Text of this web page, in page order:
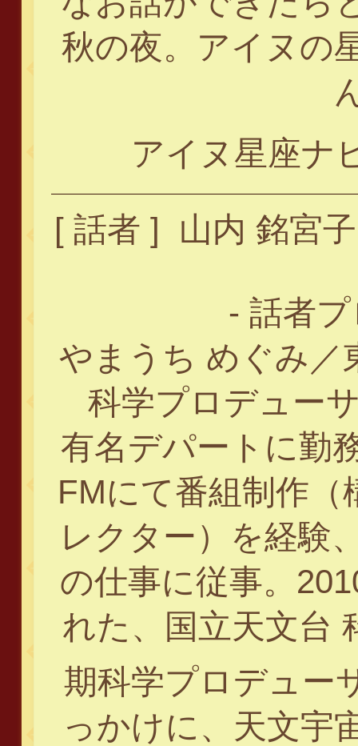
秋の夜。アイヌの
アイヌ星座ナ
[ 話者 ] 山内 銘宮
- 話者
やまうち めぐみ／
科学プロデュー
有名デパートに勤
FMにて番組制作（
レクター）を経験
の仕事に従事。
れた、国立天文台
期科学プロデュー
っかけに、天文宇